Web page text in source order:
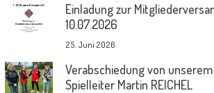
Einladung zur
10.07.2026
25. Juni 2026
Verabschiedung von
Spielleiter Martin REICHEL